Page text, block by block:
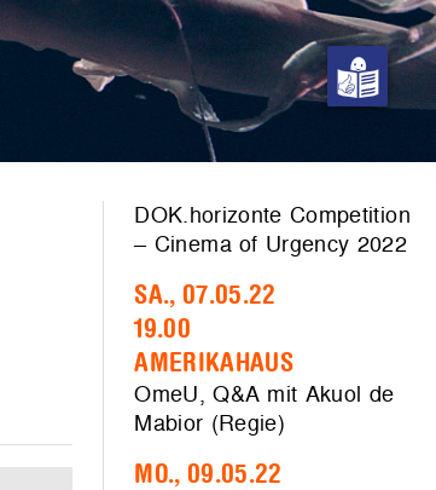
DOK.horizonte Competition
– Cinema of Urgency 2022
SA., 07.05.22
19.00
AMERIKAHAUS
OmeU, Q&A mit Akuol de
Mabior (Regie)
MO., 09.05.22